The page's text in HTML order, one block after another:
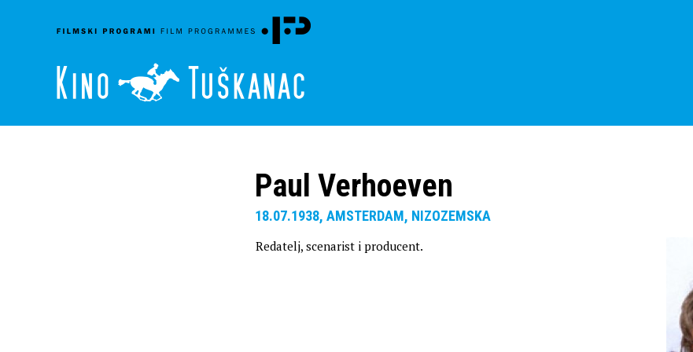
Paul Verhoeven
18.07.1938, AMSTERDAM, NIZOZEMSKA
Redatelj, scenarist i producent.